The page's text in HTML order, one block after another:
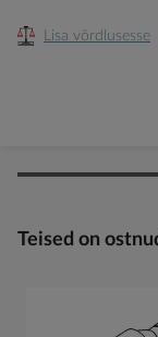
Lisa võrdlusesse
Teised on